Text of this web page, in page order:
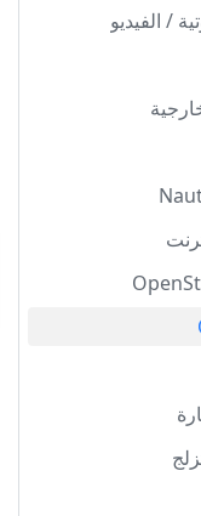
/ الفيديو